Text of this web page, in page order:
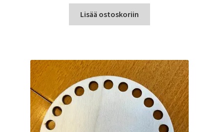
Lisää ostoskoriin